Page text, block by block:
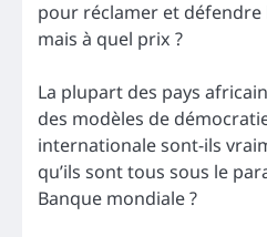
pour réclamer et défendre
mais à quel prix ?
La plupart des pays
des modèles de
internationale sont-ils
qu’ils sont tous sous le
Banque mondiale ?